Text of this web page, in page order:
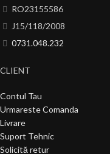
RO23155586
J15/118/2008
0731.048.232
CLIENT
Contul Tau
Urmareste Comanda
Livrare
Suport Tehnic
Solicită retur